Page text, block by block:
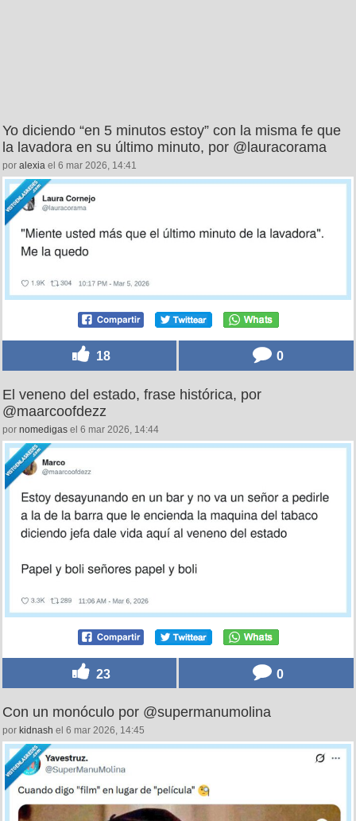
Yo diciendo “en 5 minutos estoy” con la misma fe que
la lavadora en su último minuto, por @lauracorama
por alexia el 6 mar 2026, 14:41
18 0
El veneno del estado, frase histórica, por
@maarcoofdezz
por nomedigas el 6 mar 2026, 14:44
23 0
Con un monóculo por @supermanumolina
por kidnash el 6 mar 2026, 14:45